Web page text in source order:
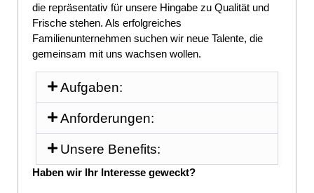
die repräsentativ für unsere Hingabe zu Qualität und
Frische stehen. Als erfolgreiches
Familienunternehmen suchen wir neue Talente, die
gemeinsam mit uns wachsen wollen.
Aufgaben:
Anforderungen:
Unsere Benefits:
Haben wir Ihr Interesse geweckt?